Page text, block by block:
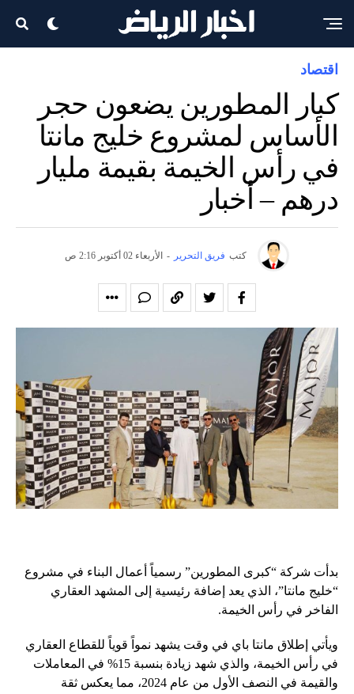
اقتصاد
كبار المطورين يضعون حجر
الأساس لمشروع خليج مانتا
في رأس الخيمة بقيمة مليار
درهم – أخبار
كتب فريق التحرير - الأربعاء 02 أكتوبر 2:16 ص
بدأت شركة “كبرى المطورين” رسمياً أعمال البناء في مشروع
“خليج مانتا”، الذي يعد إضافة رئيسية إلى المشهد العقاري
الفاخر في رأس الخيمة.
ويأتي إطلاق مانتا باي في وقت يشهد نمواً قوياً للقطاع العقاري
في رأس الخيمة، والذي شهد زيادة بنسبة 15% في المعاملات
والقيمة في النصف الأول من عام 2024، مما يعكس ثقة